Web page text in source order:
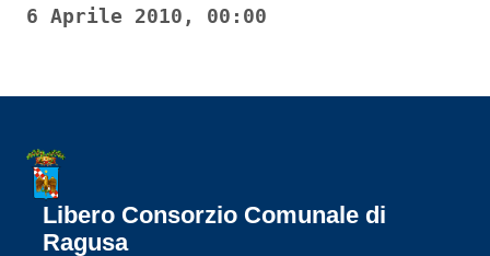
6 Aprile 2010, 00:00
Libero Consorzio Comunale di
Ragusa